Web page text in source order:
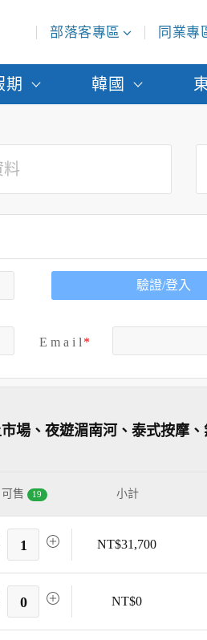
部落客專區 同業專
期 韓國
料
驗證/登入
E m a i l
場、夜遊湄南河、泰式按摩
可售 19 小計
1 NT$31,700
0 NT$0